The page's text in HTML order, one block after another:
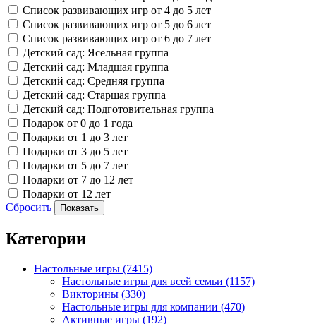
Список развивающих игр от 4 до 5 лет
Список развивающих игр от 5 до 6 лет
Список развивающих игр от 6 до 7 лет
Детский сад: Ясельная группа
Детский сад: Младшая группа
Детский сад: Средняя группа
Детский сад: Старшая группа
Детский сад: Подготовительная группа
Подарок от 0 до 1 года
Подарки от 1 до 3 лет
Подарки от 3 до 5 лет
Подарки от 5 до 7 лет
Подарки от 7 до 12 лет
Подарки от 12 лет
Сбросить
Показать
Категории
Настольные игры (7415)
Настольные игры для всей семьи (1157)
Викторины (330)
Настольные игры для компании (470)
Активные игры (192)